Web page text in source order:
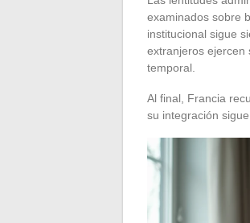
examinados sobre
institucional sigue
extranjeros ejercen
temporal.
Al final, Francia
su integración